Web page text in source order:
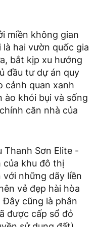
miền không gian
hai vườn quốc gia
bắt kịp xu hướng
đầu tư dự án quy
cảnh quan xanh
ào khói bụi và sống
căn nhà của
Thanh Sơn Elite -
của khu đô thị
với những dãy liền
vẻ đẹp hài hòa
cũng là phân
được cấp sổ đỏ